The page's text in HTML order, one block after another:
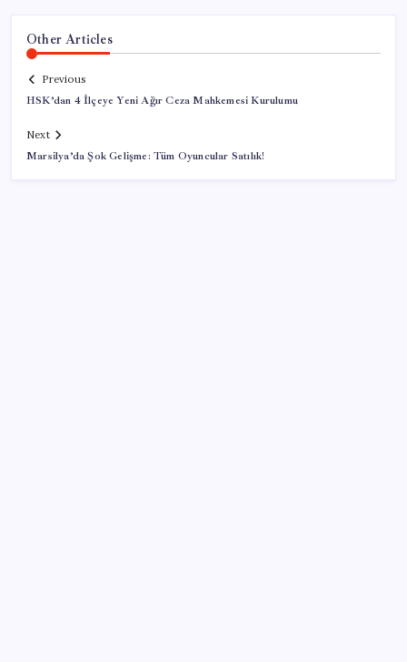
Other Articles
Previous
HSK’dan 4 İlçeye Yeni Ağır Ceza Mahkemesi Kurulumu
Next
Marsilya’da Şok Gelişme: Tüm Oyuncular Satılık!